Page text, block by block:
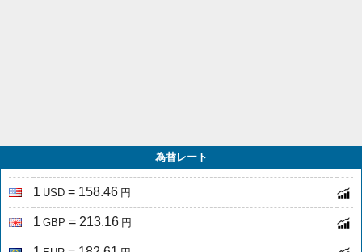
為替レート
1 USD = 158.46 円
1 GBP = 213.16 円